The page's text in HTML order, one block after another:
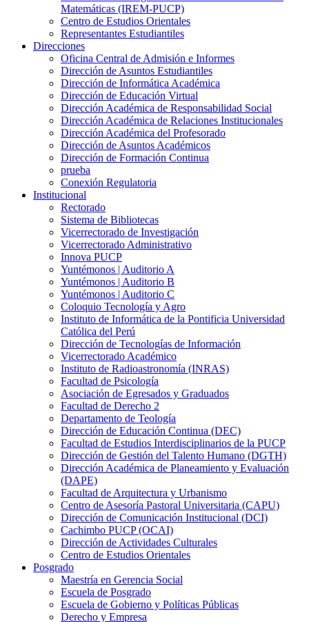
Matemáticas (IREM-PUCP)
Centro de Estudios Orientales
Representantes Estudiantiles
Direcciones
Oficina Central de Admisión e Informes
Dirección de Asuntos Estudiantiles
Dirección de Informática Académica
Dirección de Educación Virtual
Dirección Académica de Responsabilidad Social
Dirección Académica de Relaciones Institucionales
Dirección Académica del Profesorado
Dirección de Asuntos Académicos
Dirección de Formación Continua
prueba
Conexión Regulatoria
Institucional
Rectorado
Sistema de Bibliotecas
Vicerrectorado de Investigación
Vicerrectorado Administrativo
Innova PUCP
Yuntémonos | Auditorio A
Yuntémonos | Auditorio B
Yuntémonos | Auditorio C
Coloquio Tecnología y Agro
Instituto de Informática de la Pontificia Universidad
Católica del Perú
Dirección de Tecnologías de Información
Vicerrectorado Académico
Instituto de Radioastronomía (INRAS)
Facultad de Psicología
Asociación de Egresados y Graduados
Facultad de Derecho 2
Departamento de Teología
Dirección de Educación Continua (DEC)
Facultad de Estudios Interdisciplinarios de la PUCP
Dirección de Gestión del Talento Humano (DGTH)
Dirección Académica de Planeamiento y Evaluación
(DAPE)
Facultad de Arquitectura y Urbanismo
Centro de Asesoría Pastoral Universitaria (CAPU)
Dirección de Comunicación Institucional (DCI)
Cachimbo PUCP (OCAI)
Dirección de Actividades Culturales
Centro de Estudios Orientales
Posgrado
Maestría en Gerencia Social
Escuela de Posgrado
Escuela de Gobierno y Políticas Públicas
Derecho y Empresa